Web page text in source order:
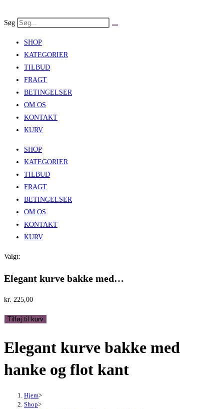
to
Søg
SHOP
KATEGORIER
TILBUD
FRAGT
BETINGELSER
OM OS
KONTAKT
KURV
SHOP
KATEGORIER
TILBUD
FRAGT
BETINGELSER
OM OS
KONTAKT
KURV
Valgt:
Elegant kurve bakke med…
kr. 225,00
Elegant
bakke
hanke
Tilføj til kurv
Elegant kurve bakke med
hanke og flot kant
Hjem>
Shop>